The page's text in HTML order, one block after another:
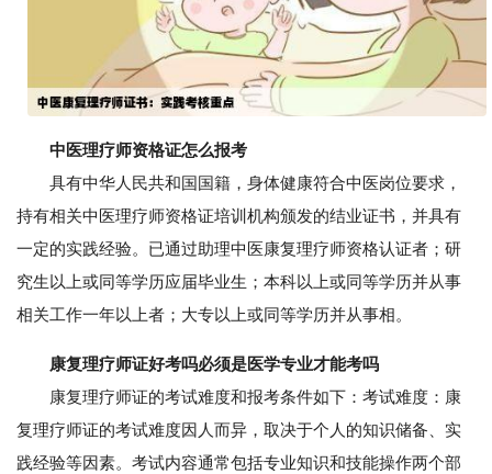
中医理疗师资格证怎么报考
具有中华人民共和国国籍，身体健康符合中医岗位要求，
持有相关中医理疗师资格证培训机构颁发的结业证书，并具有
一定的实践经验。已通过助理中医康复理疗师资格认证者；研
究生以上或同等学历应届毕业生；本科以上或同等学历并从事
相关工作一年以上者；大专以上或同等学历并从事相。
康复理疗师证好考吗必须是医学专业才能考吗
康复理疗师证的考试难度和报考条件如下：考试难度：康
复理疗师证的考试难度因人而异，取决于个人的知识储备、实
践经验等因素。考试内容通常包括专业知识和技能操作两个部